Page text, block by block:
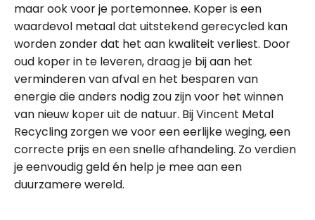
maar ook voor je portemonnee. Koper is een
waardevol metaal dat uitstekend gerecycled kan
worden zonder dat het aan kwaliteit verliest. Door
oud koper in te leveren, draag je bij aan het
verminderen van afval en het besparen van
energie die anders nodig zou zijn voor het winnen
van nieuw koper uit de natuur. Bij Vincent Metal
Recycling zorgen we voor een eerlijke weging, een
correcte prijs en een snelle afhandeling. Zo verdien
je eenvoudig geld én help je mee aan een
duurzamere wereld.